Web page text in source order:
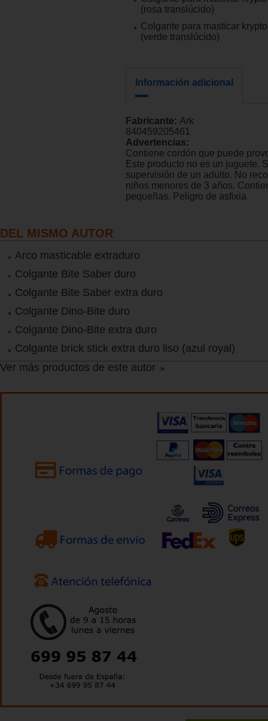
(rosa translúcido)
Colgante para masticar
(verde translúcido)
Información adicional
Fabricante: Ark
840459205461
Advertencias:
Contiene cordón que puede
Este producto no es un juguete.
supervisión de un adulto. No
niños menores de 3 años.
pequeñas. Peligro de asfixia
DEL MISMO AUTOR
Arco masticable extraduro
Colgante Bite Saber duro
Colgante Bite Saber extra duro
Colgante Dino-Bite duro
Colgante Dino-Bite extra duro
Colgante brick stick extra duro liso (azul royal)
Ver más productos de este autor